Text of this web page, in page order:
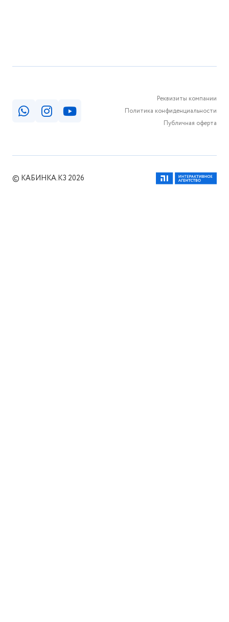
Реквизиты компании
Политика конфиденциальности
Публичная оферта
© КАБИНКА.КЗ 2026